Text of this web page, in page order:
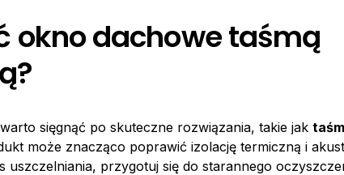
okno dachowe taśmą
sięgnąć po skuteczne rozwiązania, takie jak
może znacząco poprawić izolację termiczną i
uszczelniania, przygotuj się do starannego